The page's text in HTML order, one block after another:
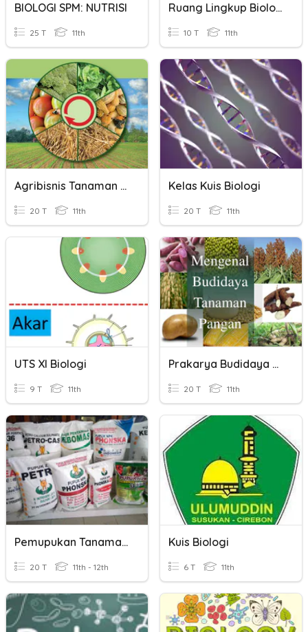
BIOLOGI SPM: NUTRISI
25 T 11th
Ruang Lingkup Biologi
10 T 11th
Agribisnis Tanaman Pangan Dan Palawija
20 T 11th
Kelas Kuis Biologi
20 T 11th
UTS XI Biologi
9 T 11th
Prakarya Budidaya Tanaman
20 T 11th
Pemupukan Tanaman Hias I
20 T 11th - 12th
Kuis Biologi
6 T 11th